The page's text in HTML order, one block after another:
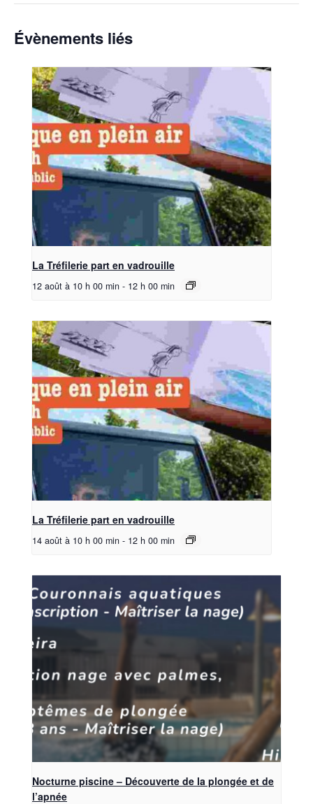
Évènements liés
La Tréfilerie part en vadrouille
12 août à 10 h 00 min - 12 h 00 min
La Tréfilerie part en vadrouille
14 août à 10 h 00 min - 12 h 00 min
Nocturne piscine – Découverte de la plongée et de
l’apnée